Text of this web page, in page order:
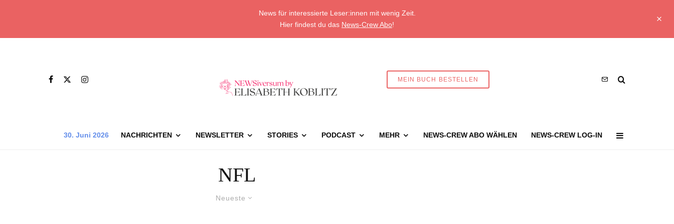
News für interessierte Leser:innen mit wenig Zeit.
Hier findest du das News-Crew Abo!
MEIN BUCH BESTELLEN
30. Juni 2026 NACHRICHTEN NEWSLETTER STORIES PODCAST MEHR NEWS-CREW ABO WÄHLEN NEWS-CREW LOG-IN
NFL
Neueste